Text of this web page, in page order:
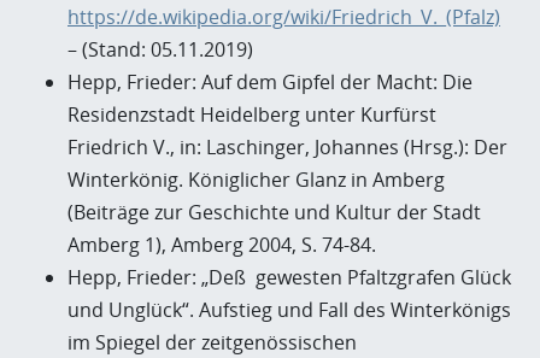
https://de.wikipedia.org/wiki/Friedrich_V._(Pfalz)
– (Stand: 05.11.2019)
Hepp, Frieder: Auf dem Gipfel der Macht: Die
Residenzstadt Heidelberg unter Kurfürst
Friedrich V., in: Laschinger, Johannes (Hrsg.): Der
Winterkönig. Königlicher Glanz in Amberg
(Beiträge zur Geschichte und Kultur der Stadt
Amberg 1), Amberg 2004, S. 74-84.
Hepp, Frieder: „Deß gewesten Pfaltzgrafen Glück
und Unglück“. Aufstieg und Fall des Winterkönigs
im Spiegel der zeitgenössischen